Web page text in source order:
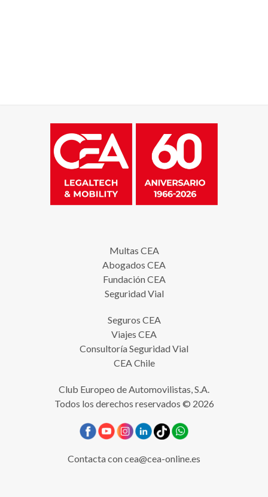
Multas CEA
Abogados CEA
Fundación CEA
Seguridad Vial
Seguros CEA
Viajes CEA
Consultoría Seguridad Vial
CEA Chile
Club Europeo de Automovilistas, S.A.
Todos los derechos reservados © 2026
Contacta concea@cea-online.es